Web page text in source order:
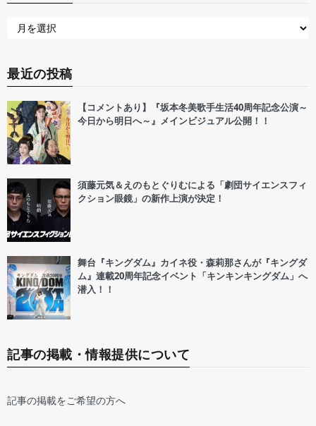
最近の投稿
【コメントあり】『坂本冬美歌手生活40周年記念公演～
今日から明日へ～』メインビジュアル公開！！
須藤元気＆えのもとぐりむによる「劇団サイエンスフィ
クション眼鏡」の新作上演が決定！
舞台『キングダム』カイネ役・森莉那さんが『キングダ
ム』連載20周年記念イベント「キンキンキングダム」へ
潜入！！
記事の掲載・情報提供について
記事の掲載をご希望の方へ